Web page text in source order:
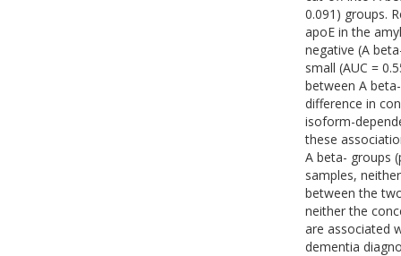
0.091) groups.
apoE in the
negative (A
small (AUC =
between A
difference in
isoform-
these
A beta- groups
samples,
between the
neither the
are associated
dementia